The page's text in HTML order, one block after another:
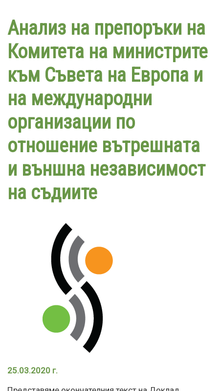
основното
Анализ на препоръки на
Комитета на министрите
към Съвета на Европа и
на международни
организации по
отношение вътрешната
и външна независимост
на съдиите
25.03.2020 г.